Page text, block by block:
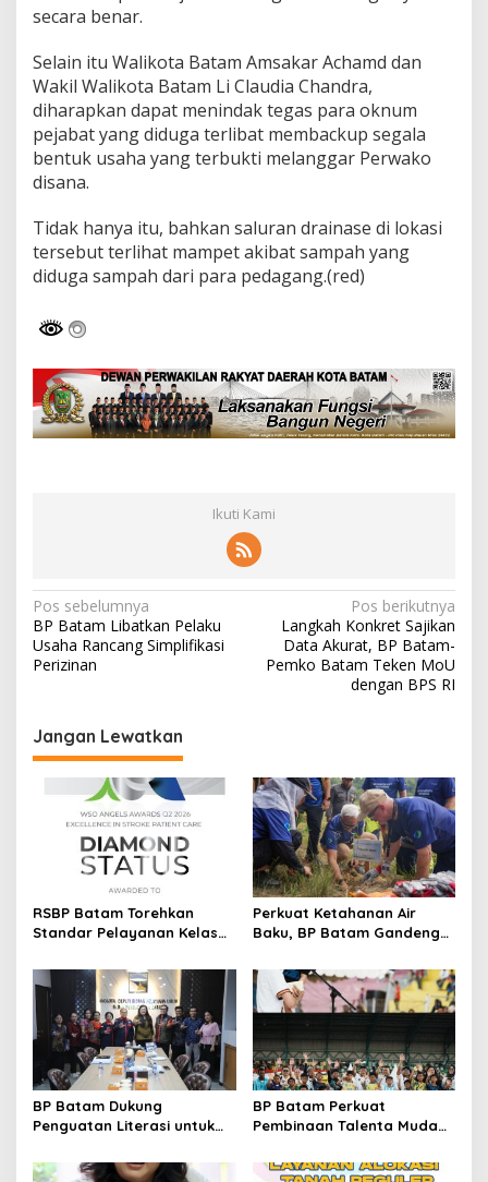
secara benar.
Selain itu Walikota Batam Amsakar Achamd dan
Wakil Walikota Batam Li Claudia Chandra,
diharapkan dapat menindak tegas para oknum
pejabat yang diduga terlibat membackup segala
bentuk usaha yang terbukti melanggar Perwako
disana.
Tidak hanya itu, bahkan saluran drainase di lokasi
tersebut terlihat mampet akibat sampah yang
diduga sampah dari para pedagang.(red)
Ikuti Kami
N
a
v
g
a
s
Pos sebelumnya
BP Batam Libatkan Pelaku
Usaha Rancang Simplifikasi
Perizinan
Pos berikutnya
Langkah Konkret Sajikan
Data Akurat, BP Batam-
Pemko Batam Teken MoU
dengan BPS RI
Jangan Lewatkan
RSBP Batam Torehkan
Standar Pelayanan Kelas
dari WSO
Perkuat Ketahanan Air
Baku, BP Batam Gandeng
Bambu Betung di
Bendungan Sei Nongsa
BP Batam Dukung
Penguatan Literasi untuk
Kebhinekaan Bagi Generasi
BP Batam Perkuat
Pembinaan Talenta Muda
International Grassroot